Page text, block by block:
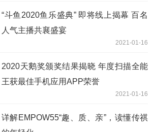
“斗鱼2020鱼乐盛典” 即将线上揭幕 百名
人气主播共襄盛宴
2021-01-16
2020天鹅奖颁奖结果揭晓 年度扫描全能
王获最佳手机应用APP荣誉
2021-01-16
详解EMPOW55“趣、质、亲”，读懂传祺